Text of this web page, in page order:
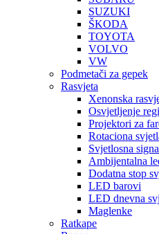
SUZUKI
ŠKODA
TOYOTA
VOLVO
VW
Podmetači za gepek
Rasvjeta
Xenonska
Osvjetljenje
Projektori za
Rotaciona
Svjetlosna
Ambijentalna
Dodatna stop
LED barovi
LED dnevna
Maglenke
Ratkape